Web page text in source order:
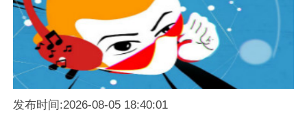
发布时间:2026-08-05 18:40:01